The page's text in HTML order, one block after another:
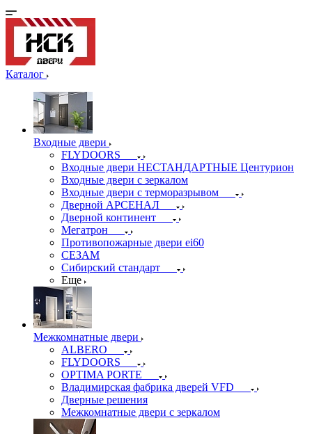
Каталог
Входные двери
FLYDOORS
Входные двери НЕСТАНДАРТНЫЕ Центурион
Входные двери с зеркалом
Входные двери с терморазрывом
Дверной АРСЕНАЛ
Дверной континент
Мегатрон
Противопожарные двери ei60
СЕЗАМ
Сибирский стандарт
Еще
Межкомнатные двери
ALBERO
FLYDOORS
OPTIMA PORTE
Владимирская фабрика дверей VFD
Дверные решения
Межкомнатные двери c зеркалом